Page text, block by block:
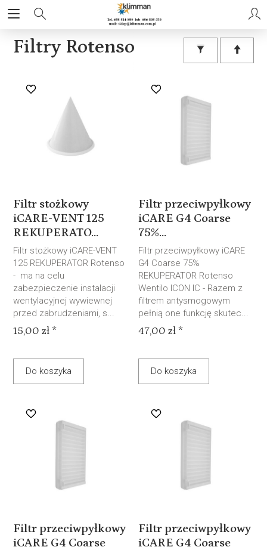
Filtry Rotenso
Filtr stożkowy
iCARE-VENT 125
REKUPERATO...
Filtr stożkowy iCARE-VENT
125 REKUPERATOR Rotenso
- ma na celu
zabezpieczenie instalacji
wentylacyjnej wywiewnej
przed zabrudzeniami, s...
15,00 zł *
Do koszyka
Filtr przeciwpyłkowy
iCARE G4 Coarse
75%...
Filtr przeciwpyłkowy iCARE
G4 Coarse 75%
REKUPERATOR Rotenso
Wentilo ICON IC - Razem z
filtrem antysmogowym
pełnią one funkcję skutec...
47,00 zł *
Do koszyka
Filtr przeciwpyłkowy
iCARE G4 Coarse
Filtr przeciwpyłkowy
iCARE G4 Coarse